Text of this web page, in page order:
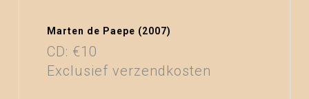
Marten de Paepe (2007)
CD: €10
Exclusief verzendkosten